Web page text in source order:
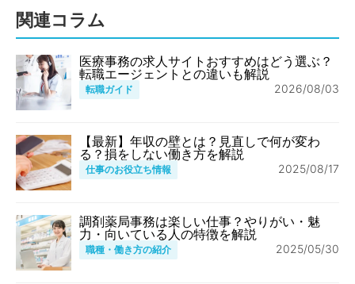
関連コラム
医療事務の求人サイトおすすめはどう選ぶ？
転職エージェントとの違いも解説
転職ガイド 2026/08/03
【最新】年収の壁とは？見直しで何が変わ
る？損をしない働き方を解説
仕事のお役立ち情報 2025/08/17
調剤薬局事務は楽しい仕事？やりがい・魅
力・向いている人の特徴を解説
職種・働き方の紹介 2025/05/30